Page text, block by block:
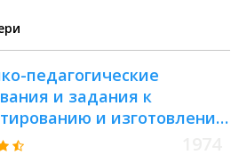
педагогические
и задания к
и изготовлению
наглядных пособий, игр и